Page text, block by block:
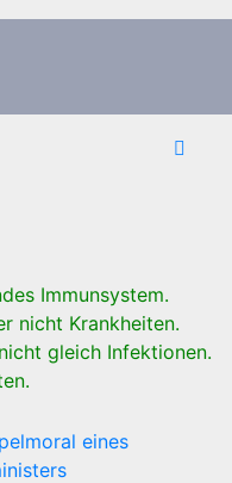
Immunsystem.
nicht Krankheiten.
gleich Infektionen.
eines